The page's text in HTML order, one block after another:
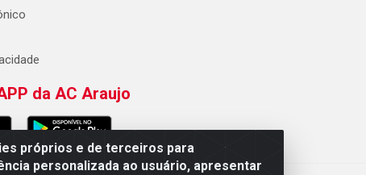
próprios e de terceiros para
personalizada ao usuário, apresentar
da AC Araujo